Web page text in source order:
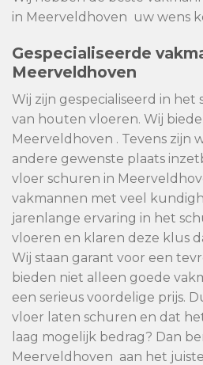
in Meerveldhoven uw wens
Gespecialiseerde
Meerveldhoven
Wij zijn gespecialiseerd in
van houten vloeren. Wij
Meerveldhoven . Tevens zijn
andere gewenste plaats
vloer schuren in
vakmannen met veel
jarenlange ervaring in het
vloeren en klaren deze klus
Wij staan garant voor een
bieden niet alleen goede
een serieus voordelige prijs.
vloer laten schuren en dat
laag mogelijk bedrag? Dan
Meerveldhoven aan het